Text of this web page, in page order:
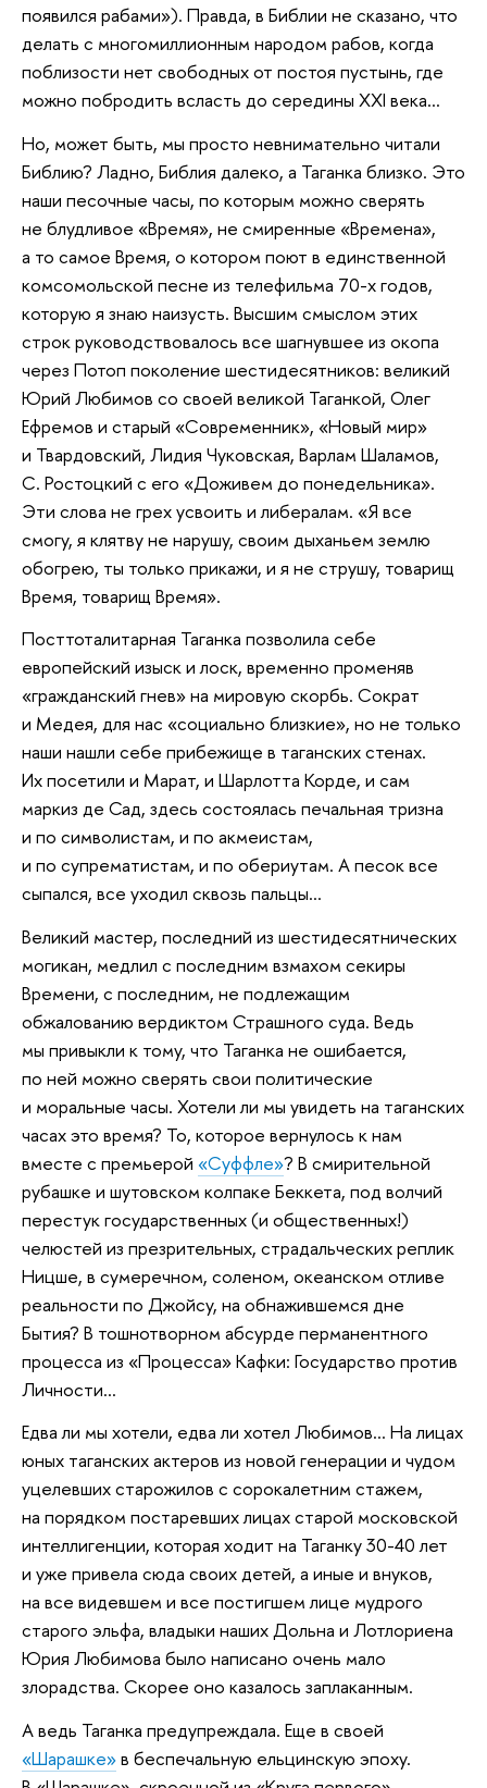
появился рабами»). Правда, в Библии не сказано, что
делать с многомиллионным народом рабов, когда
поблизости нет свободных от постоя пустынь, где
можно побродить всласть до середины XXI века…
Но, может быть, мы просто невнимательно читали
Библию? Ладно, Библия далеко, а Таганка близко. Это
наши песочные часы, по которым можно сверять
не блудливое «Время», не смиренные «Времена»,
а то самое Время, о котором поют в единственной
комсомольской песне из телефильма 70-х годов,
которую я знаю наизусть. Высшим смыслом этих
строк руководствовалось все шагнувшее из окопа
через Потоп поколение шестидесятников: великий
Юрий Любимов со своей великой Таганкой, Олег
Ефремов и старый «Современник», «Новый мир»
и Твардовский, Лидия Чуковская, Варлам Шаламов,
С. Ростоцкий с его «Доживем до понедельника».
Эти слова не грех усвоить и либералам. «Я все
смогу, я клятву не нарушу, своим дыханьем землю
обогрею, ты только прикажи, и я не струшу, товарищ
Время, товарищ Время».
Посттоталитарная Таганка позволила себе
европейский изыск и лоск, временно променяв
«гражданский гнев» на мировую скорбь. Сократ
и Медея, для нас «социально близкие», но не только
наши нашли себе прибежище в таганских стенах.
Их посетили и Марат, и Шарлотта Корде, и сам
маркиз де Сад, здесь состоялась печальная тризна
и по символистам, и по акмеистам,
и по супрематистам, и по обериутам. А песок все
сыпался, все уходил сквозь пальцы…
Великий мастер, последний из шестидесятнических
могикан, медлил с последним взмахом секиры
Времени, с последним, не подлежащим
обжалованию вердиктом Страшного суда. Ведь
мы привыкли к тому, что Таганка не ошибается,
по ней можно сверять свои политические
и моральные часы. Хотели ли мы увидеть на таганских
часах это время? То, которое вернулось к нам
вместе с премьерой «Суффле»? В смирительной
рубашке и шутовском колпаке Беккета, под волчий
перестук государственных (и общественных!)
челюстей из презрительных, страдальческих реплик
Ницше, в сумеречном, соленом, океанском отливе
реальности по Джойсу, на обнажившемся дне
Бытия? В тошнотворном абсурде перманентного
процесса из «Процесса» Кафки: Государство против
Личности…
Едва ли мы хотели, едва ли хотел Любимов… На лицах
юных таганских актеров из новой генерации и чудом
уцелевших старожилов с сорокалетним стажем,
на порядком постаревших лицах старой московской
интеллигенции, которая ходит на Таганку 30-40 лет
и уже привела сюда своих детей, а иные и внуков,
на все видевшем и все постигшем лице мудрого
старого эльфа, владыки наших Дольна и Лотлориена
Юрия Любимова было написано очень мало
злорадства. Скорее оно казалось заплаканным.
А ведь Таганка предупреждала. Еще в своей
«Шарашке»в беспечальную ельцинскую эпоху.